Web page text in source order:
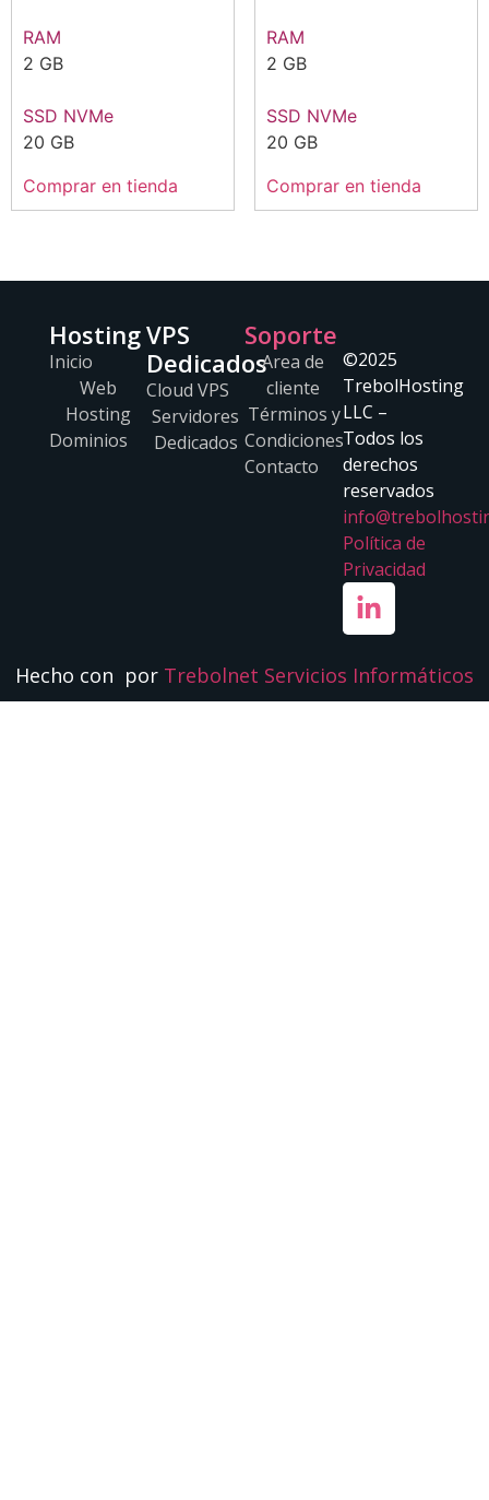
RAM
2 GB
SSD NVMe
20 GB
Comprar en tienda
RAM
2 GB
SSD NVMe
20 GB
Comprar en tienda
Hosting
Inicio
Web
Hosting
Dominios
VPS
Dedicados
Cloud VPS
Servidores
Dedicados
Soporte
Area de
cliente
Términos y
Condiciones
Contacto
©2025
TrebolHosting
LLC –
Todos los
derechos
reservados
Política de
Privacidad
Hecho con por Trebolnet Servicios Informáticos